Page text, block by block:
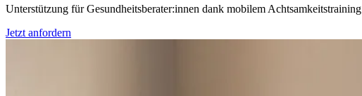
Unterstützung für Gesundheitsberater:innen dank mobilem Achtsamkeitstraining
Jetzt anfordern